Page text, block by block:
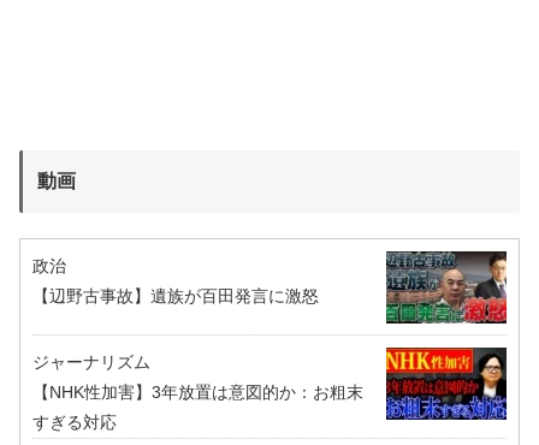
動画
政治
【辺野古事故】遺族が百田発言に激怒
ジャーナリズム
【NHK性加害】3年放置は意図的か：お粗末
すぎる対応